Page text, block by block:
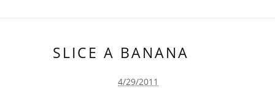
SLICE A BANANA
4/29/2011